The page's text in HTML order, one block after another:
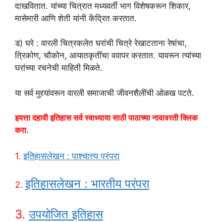
दाखवितात. यांच्या चित्रात मध्यवर्ती भाग विशेषकरून शिकार,
मासेमारी आणि शेती यांनी केंद्रित करतात.
ड) घरे : वारली चित्रकलेत घरांची चित्रे रेखाटताना रेषांचा,
त्रिकोण, चौकोन, आयातकृतींचा ववापर करतात. यावरून त्यांच्या
घरांच्या रचनेची माहिती मिळते.
या सर्व मुद्द्यांवरून वारली समाजाची जीवनशैलींची ओळख पटते.
इयत्ता दहावी इतिहास सर्व स्वाध्याया साठी पाठाच्या नावावरती क्लिक
करा.
1.इतिहासलेखन : पाश्चात्त्य परंपरा
2.इतिहासलेखन : भारतीय परंपरा
3.उपयोजित इतिहास